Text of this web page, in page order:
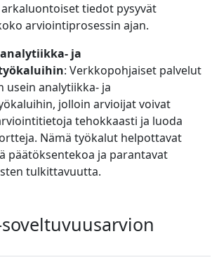
tiedot pysyvät
arviointiprosessin ajan.
ja
: Verkkopohjaiset palvelut
usein analytiikka- ja
jolloin arvioijat voivat
tehokkaasti ja luoda
Nämä työkalut helpottavat
päätöksentekoa ja parantavat
tulkittavuutta.